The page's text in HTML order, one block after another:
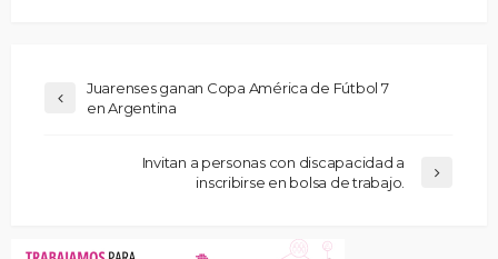
Juarenses ganan Copa América de Fútbol 7
en Argentina
Invitan a personas con discapacidad a
inscribirse en bolsa de trabajo.